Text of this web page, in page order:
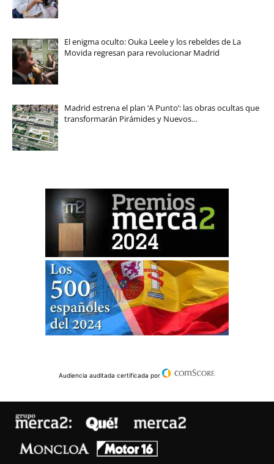
El enigma oculto: Ouka Leele y los rebeldes de La
Movida regresan para revolucionar Madrid
Madrid estrena el plan ‘A Punto’: las obras ocultas que
transformarán Pirámides y Nuevos…
Audiencia auditada certificada por